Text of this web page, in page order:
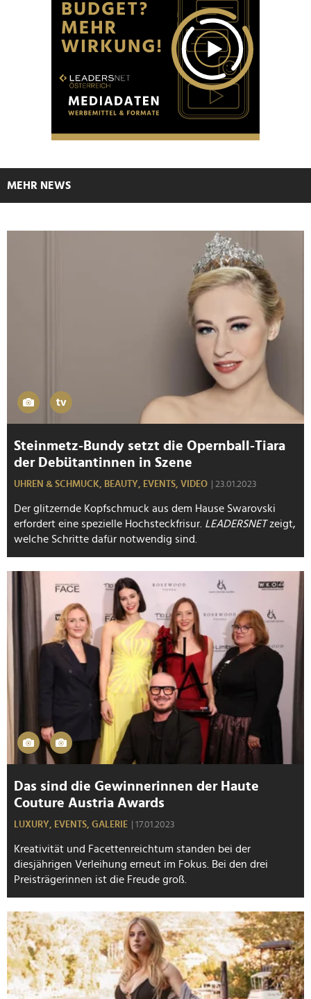
MEHR NEWS
Steinmetz-Bundy setzt die Opernball-Tiara
der Debütantinnen in Szene
UHREN & SCHMUCK, BEAUTY, EVENTS, VIDEO | 23.01.2023
Der glitzernde Kopfschmuck aus dem Hause Swarovski
erfordert eine spezielle Hochsteckfrisur. LEADERSNETzeigt,
welche Schritte dafür notwendig sind.
Das sind die Gewinnerinnen der Haute
Couture Austria Awards
LUXURY, EVENTS, GALERIE | 17.01.2023
Kreativität und Facettenreichtum standen bei der
diesjährigen Verleihung erneut im Fokus. Bei den drei
Preisträgerinnen ist die Freude groß.